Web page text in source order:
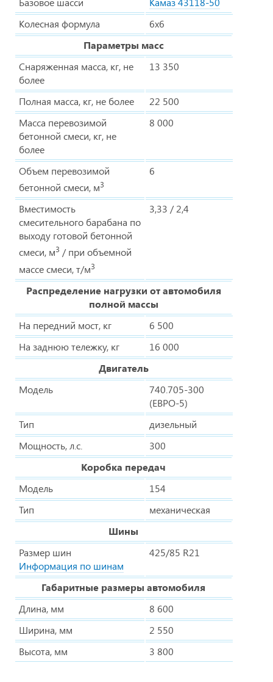
Колесная формула
6х6
Параметры масс
Снаряженная масса, кг, не
более
13 350
Полная масса, кг, не более
22 500
Масса перевозимой
бетонной смеси, кг, не
более
8 000
Объем перевозимой
бетонной смеси, м3
6
Вместимость
смесительного барабана по
выходу готовой бетонной
смеси, м3 / при объемной
массе смеси, т/м3
3,33 / 2,4
Распределение нагрузки от автомобиля
полной массы
На передний мост, кг
6 500
На заднюю тележку, кг
16 000
Двигатель
Модель
740.705-300
(ЕВРО-5)
Тип
дизельный
Мощность, л.с.
300
Коробка передач
Модель
154
Тип
механическая
Шины
Размер шин
Информация по шинам
425/85 R21
Габаритные размеры автомобиля
Длина, мм
8 600
Ширина, мм
2 550
Высота, мм
3 800